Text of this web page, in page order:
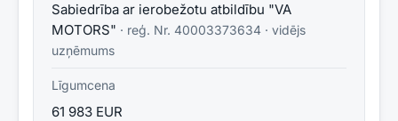
Sabiedrība ar ierobežotu atbildību "VA
MOTORS" · reģ. Nr. 40003373634 · vidējs
uzņēmums
Līgumcena
61 983 EUR